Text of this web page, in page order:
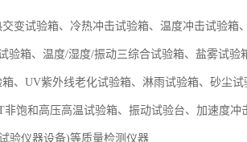
变试验箱、冷热冲击试验箱、温度冲击试验箱
箱、温度/湿度/振动三综合试验箱、盐雾试验
、UV紫外线老化试验箱、淋雨试验箱、砂尘
饱和高压高温试验箱、振动试验台、加速度
验仪器设备)等质量检测仪器